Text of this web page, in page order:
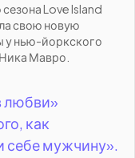
Love Island
свою новую
у нью-йоркского
Мавро.
любви»
как
себе мужчину».